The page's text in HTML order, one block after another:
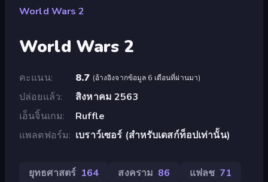
World Wars 2
World Wars 2
คะแนน 8.7 (อ้างอิงจากข้อมูล 6 เดือนที่ผ่านมา)
ปล่อยแล้ว
สิงหาคม 2563
เอ็นจิ้นเกม
Ruffle
แพลตฟอร์ม
เบราว์เซอร์ (สำหรับเดสก์ท็อปเท่านั้น)
ยุทธศาสตร์ 164 สงคราม 86 แฟลช 71